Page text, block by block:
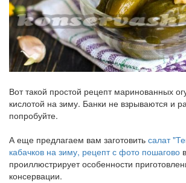
Вот такой простой рецепт маринованных
кислотой на зиму. Банки не взрываются и
попробуйте.
А еще предлагаем вам заготовить салат
кабачков на зиму, рецепт с фото пошагово
проиллюстрирует особенности
консервации.